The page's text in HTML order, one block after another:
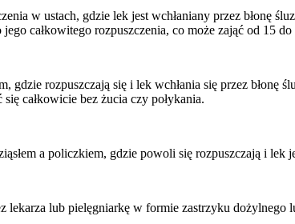
w ustach, gdzie lek jest wchłaniany przez błonę
całkowitego rozpuszczenia, co może zająć od 15
gdzie rozpuszczają się i lek wchłania się przez błonę
całkowicie bez żucia czy połykania.
a policzkiem, gdzie powoli się rozpuszczają i lek
lekarza lub pielęgniarkę w formie zastrzyku dożylnego